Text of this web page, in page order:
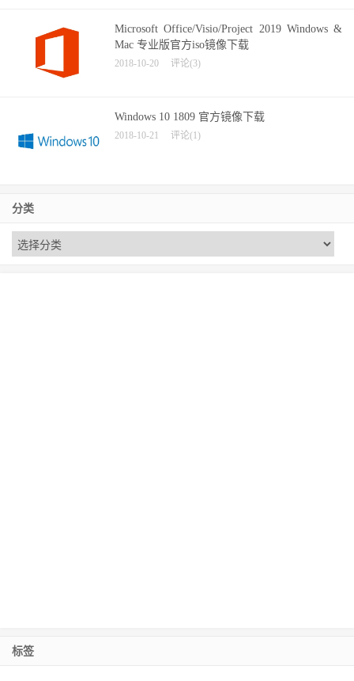
Microsoft Office/Visio/Project 2019 Windows &
Mac 专业版官方iso镜像下载
2018-10-20 评论(3)
Windows 10 1809 官方镜像下载
2018-10-21 评论(1)
分类
标签